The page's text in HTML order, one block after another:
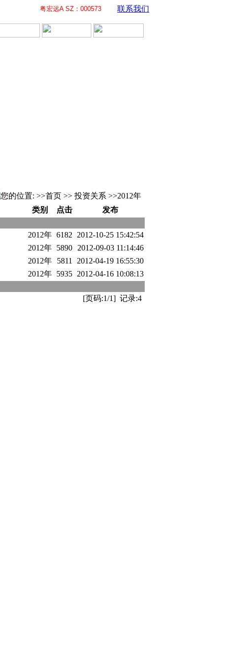
粤宏远A SZ：000573 联系我们
您的位置: >>首页 >> 投资关系 >>2012年
类别 点击 发布
2012年 6182
2012-10-25 15:42:54
2012年 5890
2012-09-03 11:14:46
2012年 5811
2012-04-19 16:55:30
2012年 5935 2012-04-16 10:08:13
[页码:1/1] 记录:4